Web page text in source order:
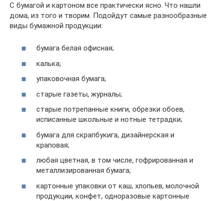
С бумагой и картоном все практически ясно. Что нашли
дома, из того и творим. Подойдут самые разнообразные
виды бумажной продукции:
бумага белая офисная;
калька;
упаковочная бумага;
старые газеты, журналы;
старые потрепанные книги, обрезки обоев,
исписанные школьные и нотные тетрадки;
бумага для скрапбукига, дизайнерская и
краповая;
любая цветная, в том числе, гофрированная и
металлизированная бумага;
картонные упаковки от каш, хлопьев, молочной
продукции, конфет, одноразовые картонные